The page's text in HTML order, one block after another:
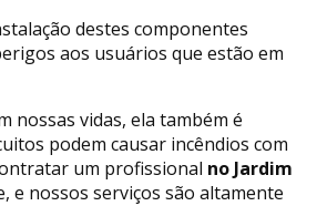
destes componentes
aos usuários que estão em
nossas vidas, ela também é
podem causar incêndios com
um profissional no Jardim
e nossos serviços são altamente